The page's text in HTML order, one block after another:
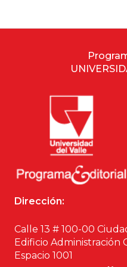
Filosofía
Finanzas
Física
Género
Geografía
Dirección:
Calle 13 # 100-00
Edificio Administración
Espacio 1001